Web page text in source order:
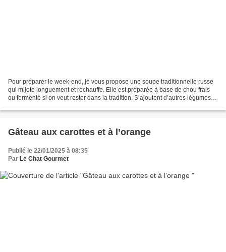
Pour préparer le week-end, je vous propose une soupe traditionnelle russe
qui mijote longuement et réchauffe. Elle est préparée à base de chou frais
ou fermenté si on veut rester dans la tradition. S’ajoutent d’autres légumes et
Gâteau aux carottes et à l’orange
Publié le 22/01/2025 à 08:35
Par Le Chat Gourmet